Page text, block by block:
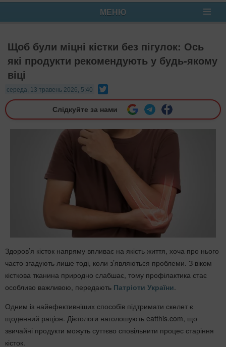
МЕНЮ
Щоб були міцні кістки без пігулок: Ось
які продукти рекомендують у будь-якому
віці
середа, 13 травень 2026, 5:40
Слідкуйте за нами
Здоров’я кісток напряму впливає на якість життя, хоча про нього
часто згадують лише тоді, коли з’являються проблеми. З віком
кісткова тканина природно слабшає, тому профілактика стає
особливо важливою, передають Патріоти України
Одним із найефективніших способів підтримати скелет є
щоденний раціон. Дієтологи наголошують eatthis.com, що
звичайні продукти можуть суттєво сповільнити процес старіння
кісток.